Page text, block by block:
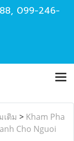
, 099-246-
เติม > Kham Pha
Cho Nguoi